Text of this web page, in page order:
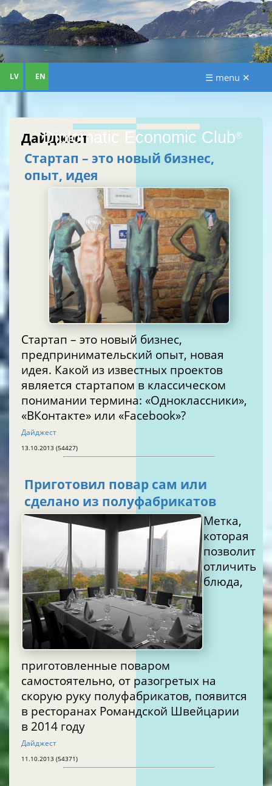
Diplomatic Economic Club®
LV EN ☰ menu ✕
Дайджест
Стартап – это новый бизнес,
опыт, идея
Стартап – это новый бизнес,
предпринимательский опыт, новая
идея. Какой из известных проектов
является стартапом в классическом
понимании термина: «Одноклассники»,
«ВКонтакте» или «Facebook»?
Дайджест
13.10.2013 (54427)
Приготовил повар сам или
сделано из полуфабрикатов
Метка,
которая
позволит
отличить
блюда,
приготовленные поваром
самостоятельно, от разогретых на
скорую руку полуфабрикатов, появится
в ресторанах Романдской Швейцарии
в 2014 году
Дайджест
11.10.2013 (54371)